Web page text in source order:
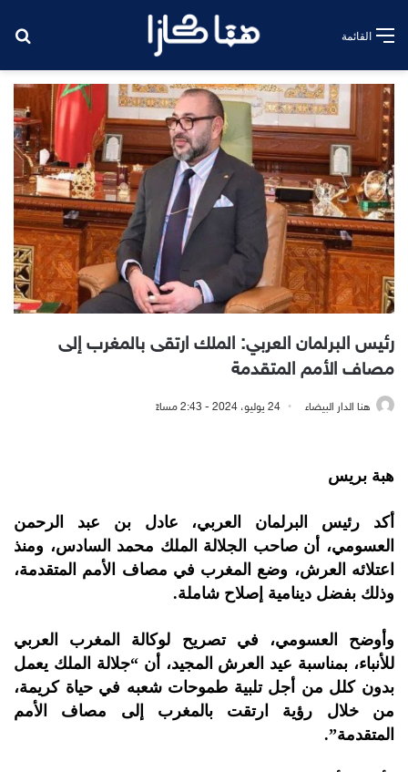
القائمة
رئيس البرلمان العربي: الملك ارتقى بالمغرب إلى
مصاف الأمم المتقدمة
هنا الدار البيضاء 24 يوليو، 2024 - 2:43 مساءً
هبة بريس
أكد رئيس البرلمان العربي، عادل بن عبد الرحمن
العسومي، أن صاحب الجلالة الملك محمد السادس، ومنذ
اعتلائه العرش، وضع المغرب في مصاف الأمم المتقدمة،
وذلك بفضل دينامية إصلاح شاملة.
وأوضح العسومي، في تصريح لوكالة المغرب العربي
للأنباء، بمناسبة عيد العرش المجيد، أن “جلالة الملك يعمل
بدون كلل من أجل تلبية طموحات شعبه في حياة كريمة،
من خلال رؤية ارتقت بالمغرب إلى مصاف الأمم
المتقدمة”.